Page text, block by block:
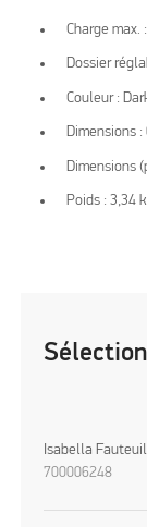
Charge max.
Dossier
Couleur :
Dimensions :
Dimensions
Poids : 3,34
Isabella
700006248